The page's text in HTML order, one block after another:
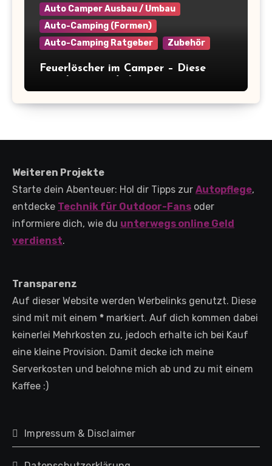
Auto Camper Ausbau / Umbau
Auto-Camping (Formen)
Auto-Camping Ratgeber
Zubehör
Feuerlöscher im Camper – Diese
(+Kaufberatung)
Weiteren Projekte
Starte dein Abenteuer: Hol dir Tipps zur Autopflege,
entdecke Technik für Outdoor-Fans oder
informiere dich, wie du unterwegs online Geld
verdienst.
Transparenz
Auf dieser Website werden Werbelinks genutzt. Diese
sind mit mit einem * markiert. Auf dich kommen dabei
keinerlei Mehrkosten zu, jedoch erhalte ich bei Kauf
eine kleine Provision. Damit decke ich meine
Serverkosten und belohne mich ab und zu mit einem
Kaffee :)
Impressum & Disclaimer